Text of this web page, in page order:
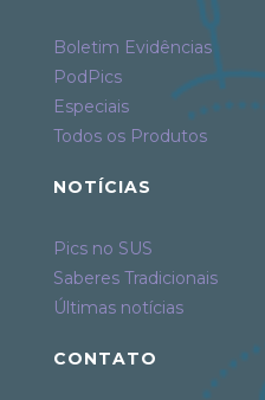
Boletim Evidências
PodPics
Especiais
Todos os Produtos
NOTÍCIAS
Pics no SUS
Saberes Tradicionais
Últimas notícias
CONTATO